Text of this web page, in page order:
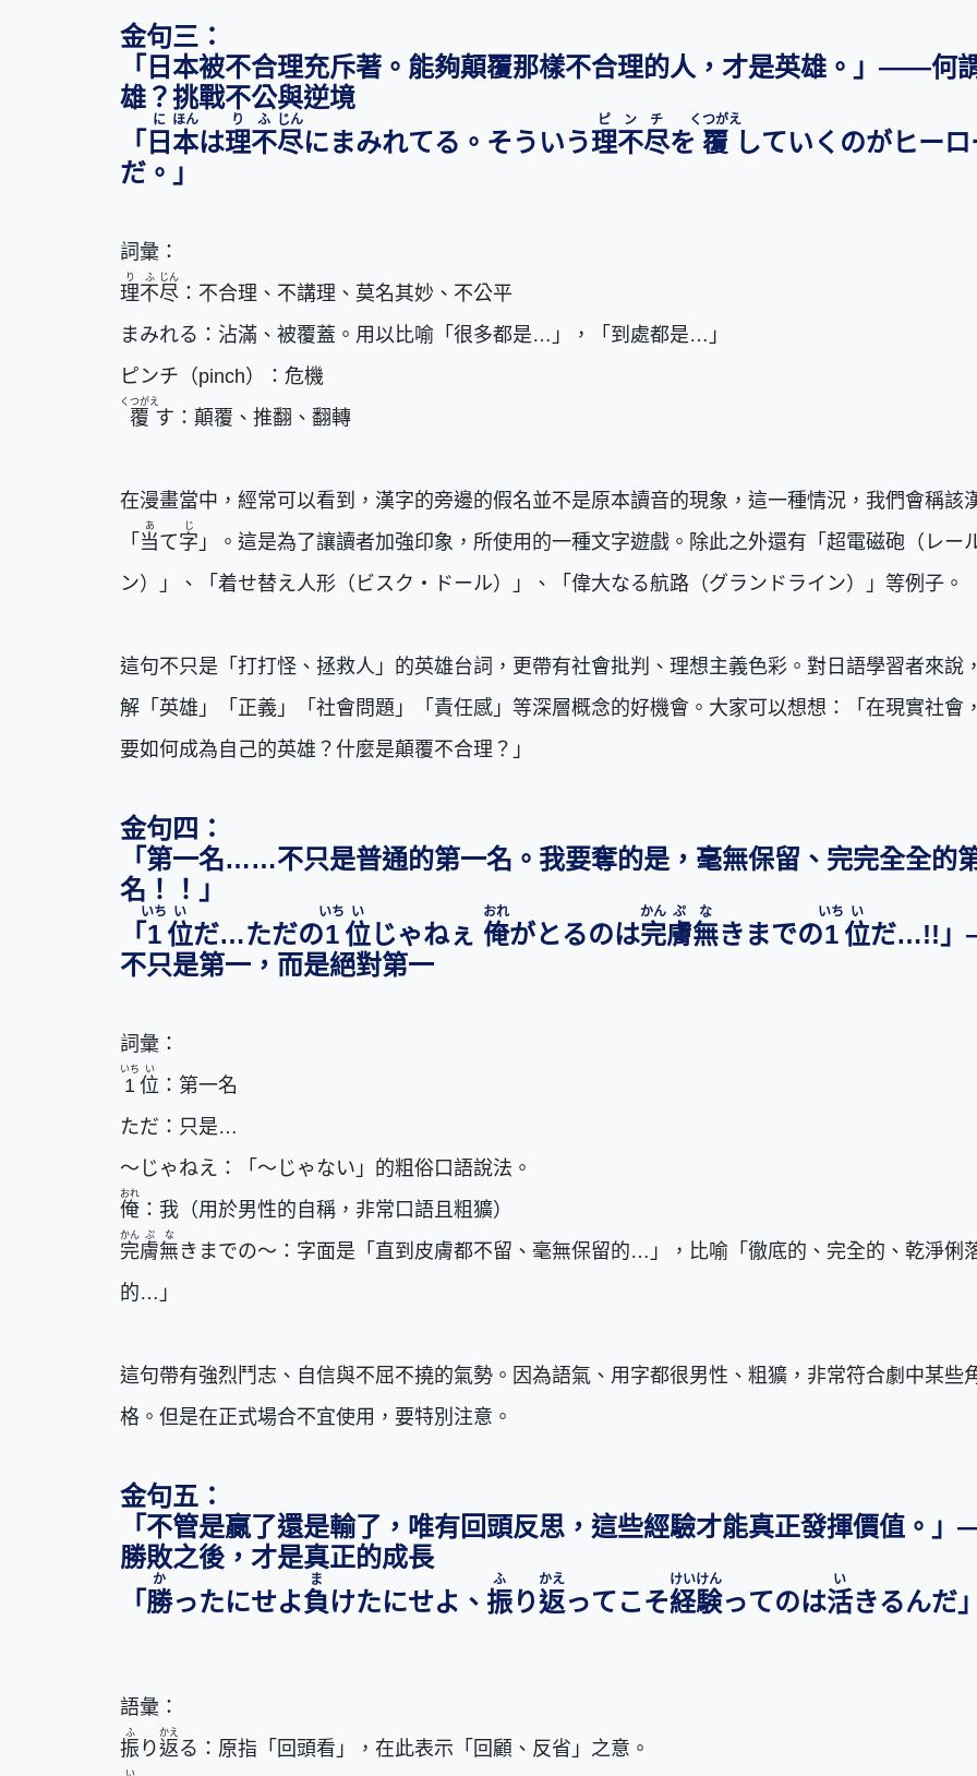
金句三：
「日本被不合理充斥著。能夠顛覆那樣不合理的人，才是英雄。」——何
雄？挑戰不公與逆境
「 日
に
本
ほん
は理
り
不
ふ
尽
じん
にまみれてる。そういう理不尽
ピンチ
を 覆
くつがえ
していくのがヒーロ
だ。」
詞彙：
理
り
不
ふ
尽
じん
：不合理、不講理、莫名其妙、不公平
まみれる：沾滿、被覆蓋。用以比喻「很多都是…」，「到處都是…」
ピンチ（pinch）：危機
覆
くつがえ
す：顛覆、推翻、翻轉
在漫畫當中，經常可以看到，漢字的旁邊的假名並不是原本讀音的現象，這一種情況，我們會稱該
「 当
あ
て字
じ
」。這是為了讓讀者加強印象，所使用的一種文字遊戲。除此之外還有「超電磁砲（レー
ン）」、「着せ替え人形（ビスク・ドール）」、「偉大なる航路（グランドライン）」等例子。
這句不只是「打打怪、拯救人」的英雄台詞，更帶有社會批判、理想主義色彩。對日語學習者來說
解「英雄」「正義」「社會問題」「責任感」等深層概念的好機會。大家可以想想：「在現實社會
要如何成為自己的英雄？什麼是顛覆不合理？」
金句四：
「第一名……不只是普通的第一名。我要奪的是，毫無保留、完完全全的
名！！」
「 1
いち
位
い
だ…ただの1
いち
位
い
じゃねぇ 俺
おれ
がとるのは完
かん
膚
ぷ
無
な
きまでの1
いち
位
い
だ…!!
不只是第一，而是絕對第一
詞彙：
1
いち
位
い
：第一名
ただ：只是…
～じゃねえ：「〜じゃない」的粗俗口語說法。
俺
おれ
：我（用於男性的自稱，非常口語且粗獷）
完
かん
膚
ぷ
無
な
きまでの〜：字面是「直到皮膚都不留、毫無保留的…」，比喻「徹底的、完全的、乾淨俐
的…」
這句帶有強烈鬥志、自信與不屈不撓的氣勢。因為語氣、用字都很男性、粗獷，非常符合劇中某些
格。但是在正式場合不宜使用，要特別注意。
金句五：
「不管是贏了還是輸了，唯有回頭反思，這些經驗才能真正發揮價值。
勝敗之後，才是真正的成長
「 勝
か
ったにせよ負
ま
けたにせよ、 振
ふ
り返
かえ
ってこそ経験
けいけん
ってのは活
い
きるんだ」
語彙：
振
ふ
り返
かえ
る：原指「回頭看」，在此表示「回顧、反省」之意。
い